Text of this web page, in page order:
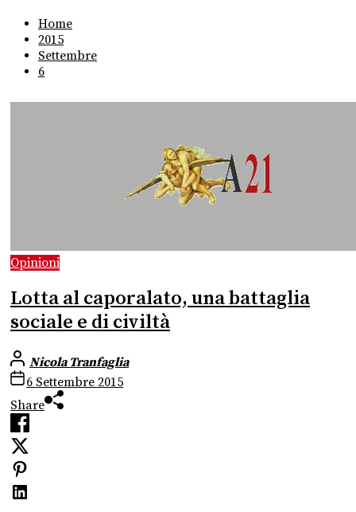
Home
2015
Settembre
6
Opinioni
Lotta al caporalato, una battaglia
sociale e di civiltà
Nicola Tranfaglia
6 Settembre 2015
Share